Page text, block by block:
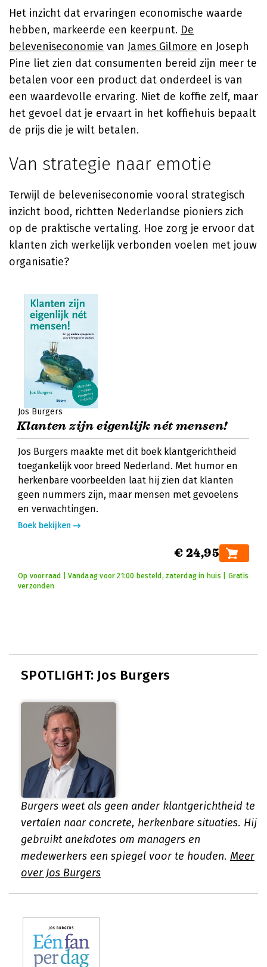
Het inzicht dat ervaringen economische waarde
hebben, markeerde een keerpunt. De
beleveniseconomie van James Gilmore en Joseph
Pine liet zien dat consumenten bereid zijn meer te
betalen voor een product dat onderdeel is van
een waardevolle ervaring. Niet de koffie zelf, maar
het gevoel dat je ervaart in het koffiehuis bepaalt
de prijs die je wilt betalen.
Van strategie naar emotie
Terwijl de beleveniseconomie vooral strategisch
inzicht bood, richtten Nederlandse pioniers zich
op de praktische vertaling. Hoe zorg je ervoor dat
klanten zich werkelijk verbonden voelen met jouw
organisatie?
Jos Burgers
Klanten zijn eigenlijk nét mensen!
Jos Burgers maakte met dit boek klantgerichtheid
toegankelijk voor breed Nederland. Met humor en
herkenbare voorbeelden laat hij zien dat klanten
geen nummers zijn, maar mensen met gevoelens
en verwachtingen.
Boek bekijken
€ 24,95
Op voorraad | Vandaag voor 21:00 besteld, zaterdag in huis | Gratis
verzonden
SPOTLIGHT: Jos Burgers
Burgers weet als geen ander klantgerichtheid te
vertalen naar concrete, herkenbare situaties. Hij
gebruikt anekdotes om managers en
medewerkers een spiegel voor te houden. Meer
over Jos Burgers